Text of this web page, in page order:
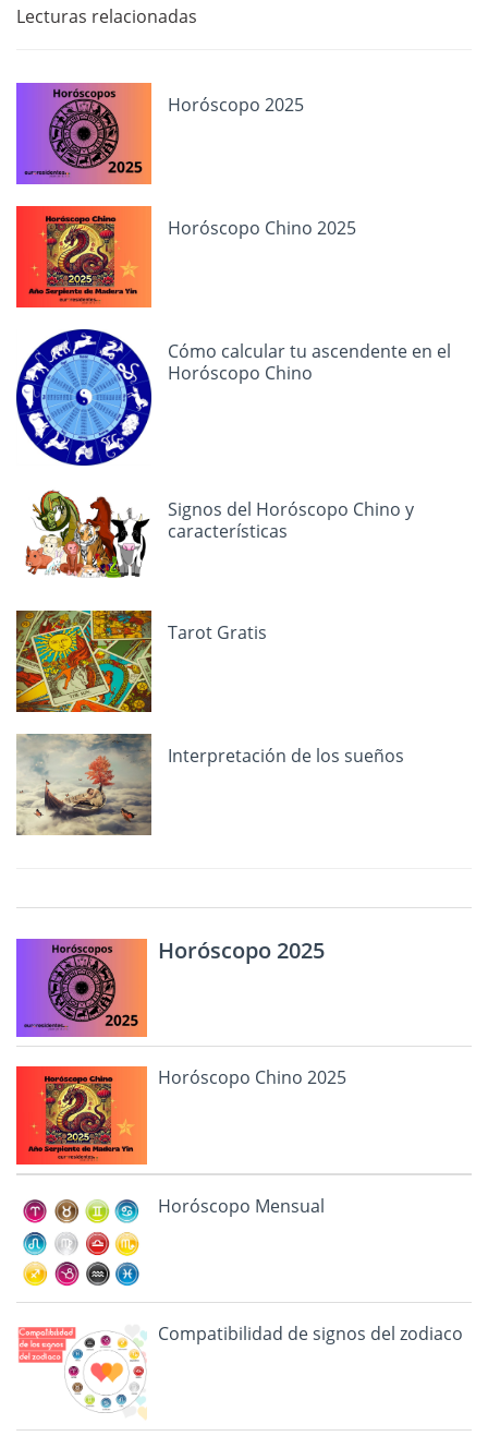
Lecturas relacionadas
Horóscopo 2025
Horóscopo Chino 2025
Cómo calcular tu ascendente en el
Horóscopo Chino
Signos del Horóscopo Chino y
características
Tarot Gratis
Interpretación de los sueños
Horóscopo 2025
Horóscopo Chino 2025
Horóscopo Mensual
Compatibilidad de signos del zodiaco